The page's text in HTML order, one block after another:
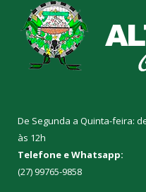
De Segunda a Quinta-feira:
às 12h
Telefone e Whatsapp:
(27) 99765-9858